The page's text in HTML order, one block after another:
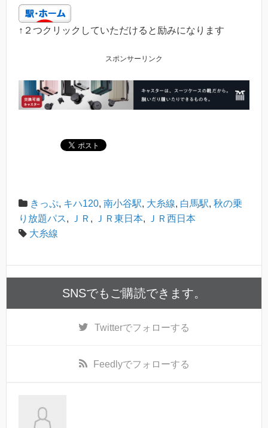
↑２つクリックしていただけると励みになります
スポンサーリンク
きっぷ, キハ120, 南小谷駅, 大糸線, 白馬駅, 秋の乗
り放題パス, ＪＲ , ＪＲ東日本,
ＪＲ西日本
大糸線
SNSでもご購読できます。
Twitterでフォローする
Feedlyでフォローする